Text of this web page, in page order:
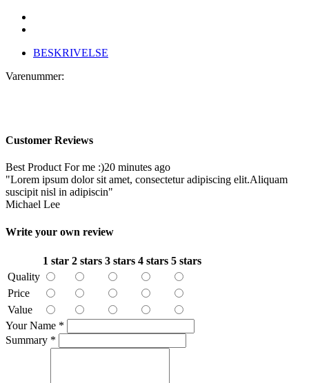
BESKRIVELSE
Varenummer:
Customer Reviews
Best Product For me :)20 minutes ago
"Lorem ipsum dolor sit amet, consectetur adipiscing elit.Aliquam
suscipit nisl in adipiscin"
Michael Lee
Write your own review
1 star 2 stars 3 stars 4 stars 5 stars
Quality
Price
Value
Your Name *
Summary *